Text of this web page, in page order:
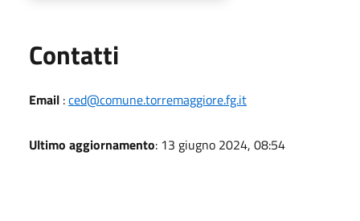
Contatti
Email :ced@comune.torremaggiore.fg.it
Ultimo aggiornamento: 13 giugno 2024, 08:54